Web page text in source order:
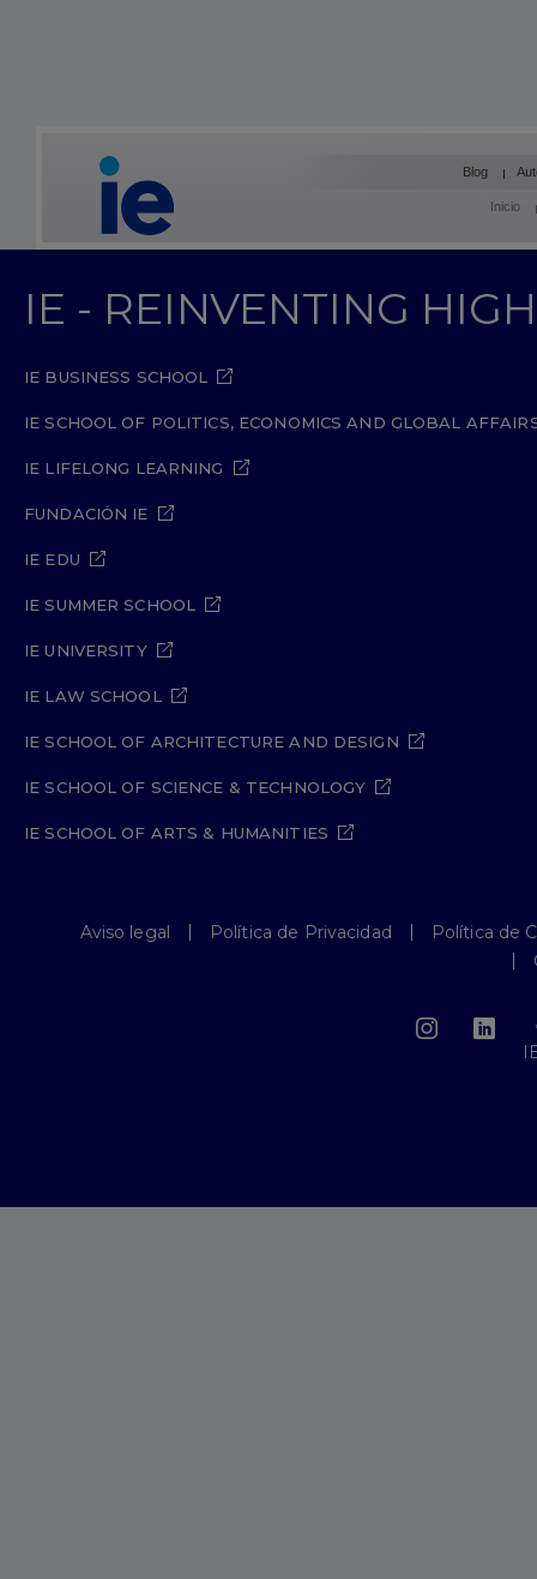
Blog
Inicio
IE - REINVENTING
IE BUSINESS SCHOOL
IE SCHOOL OF POLITICS, ECONOMICS AND GLOBAL
IE LIFELONG LEARNING
FUNDACIÓN IE
IE EDU
IE SUMMER SCHOOL
IE UNIVERSITY
IE LAW SCHOOL
IE SCHOOL OF ARCHITECTURE AND DESIGN
IE SCHOOL OF SCIENCE & TECHNOLOGY
IE SCHOOL OF ARTS & HUMANITIES
Aviso legal Política de Privacidad
Política de